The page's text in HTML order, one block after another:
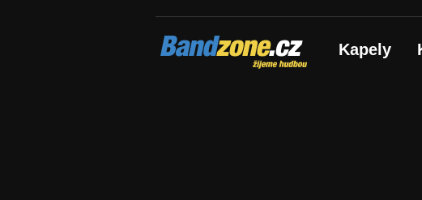
Bandzone.cz
žijeme hudbou Kapely